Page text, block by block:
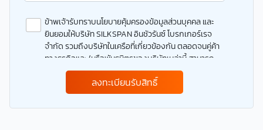
ข้าพเจ้ารับทราบนโยบายคุ้มครองข้อมูลส่วนบุคคล และ
ยินยอมให้บริษัท SILKSPAN อินชัวรันซ์ โบรกเกอร์เรจ
จำกัด รวมถึงบริษัทในเครือที่เกี่ยวข้องกัน ตลอดจนคู่ค้า
ทางธุรกิจและ/หรือพันธมิตรของบริษัทเหล่านี้ สามารถ
เก็บ ใช้ และ/หรือ เปิดเผยข้อมูลส่วนบุคคลและข้อมูลส่วน
บุคคลที่มีความอ่อนไหวของข้าพเจ้า เพื่อวัตถุประสงค์ใน
การดำเนินการติดต่อและนำเสนอข้อมูลสำหรับการขาย
ผลิตภัณฑ์ การจัดทำรายการส่งเสริมการขายและการ
ลงทะเบียนรับสิทธิ์